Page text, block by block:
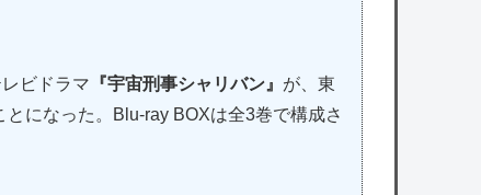
ビドラマ 『宇宙刑事シャリバン』 が、東
になった。Blu-ray BOXは全3巻で構成さ